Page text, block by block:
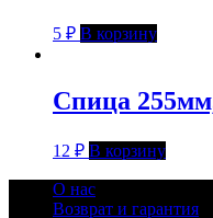
5 ₽ В корзину
Спица
12 ₽ В корзину
О нас
Возврат и гарантия